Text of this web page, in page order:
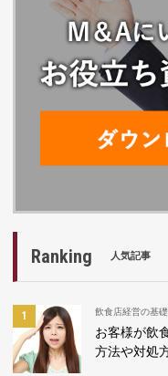
Ranking 人気記事
飲食店経営の基
お客様が飲
方法や対処